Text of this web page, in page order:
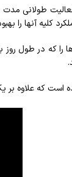
طولانی
کلیه آنها را
که در طول روز
است که علاوه